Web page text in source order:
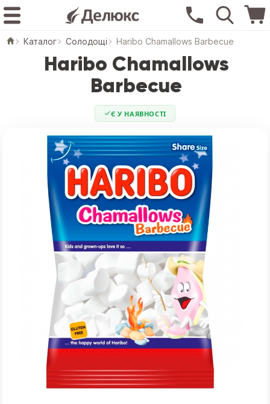
Каталог Солодощі Haribo Chamallows Barbecue
Haribo Chamallows
Barbecue
Є У НАЯВНОСТІ